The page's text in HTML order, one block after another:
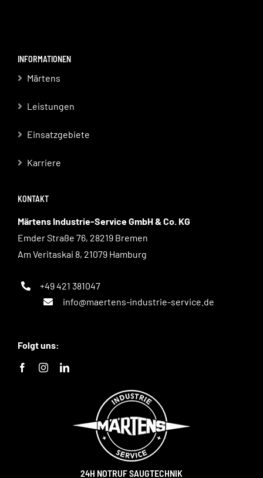
INFORMATIONEN
Märtens
Leistungen
Einsatzgebiete
Karriere
KONTAKT
Märtens Industrie-Service GmbH & Co. KG
Emder Straße 76, 28219 Bremen
Am Veritaskai 8, 21079 Hamburg
+49 421 381047
info@maertens-industrie-service.de
Folgt uns:
24H NOTRUF SAUGTECHNIK